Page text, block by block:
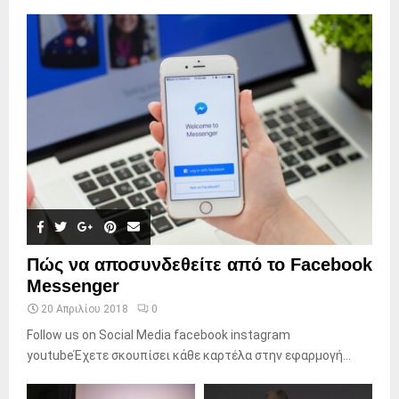
Πώς να αποσυνδεθείτε από το Facebook
Messenger
20 Απριλίου 2018 0
Follow us on Social Media facebook instagram
youtubeΈχετε σκουπίσει κάθε καρτέλα στην εφαρμογή...